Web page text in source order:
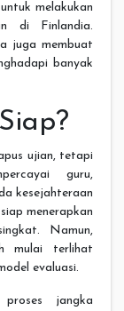
melakukan
di Finlandia.
juga membuat
banyak
ujian, tetapi
guru,
kesejahteraan
menerapkan
Namun,
mulai terlihat
evaluasi.
jangka